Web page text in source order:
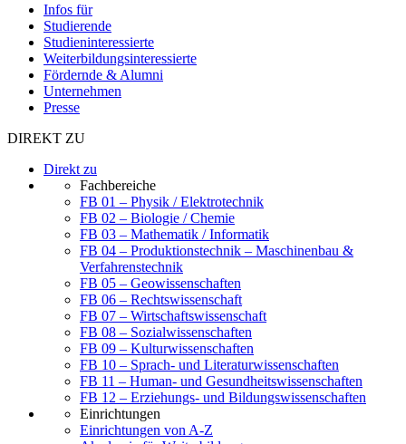
Infos für
Studierende
Studieninteressierte
Weiterbildungsinteressierte
Fördernde & Alumni
Unternehmen
Presse
DIREKT ZU
Direkt zu
Fachbereiche
FB 01 – Physik / Elektrotechnik
FB 02 – Biologie / Chemie
FB 03 – Mathematik / Informatik
FB 04 – Produktionstechnik – Maschinenbau &
Verfahrenstechnik
FB 05 – Geowissenschaften
FB 06 – Rechtswissenschaft
FB 07 – Wirtschaftswissenschaft
FB 08 – Sozialwissenschaften
FB 09 – Kulturwissenschaften
FB 10 – Sprach- und Literaturwissenschaften
FB 11 – Human- und Gesundheitswissenschaften
FB 12 – Erziehungs- und Bildungswissenschaften
Einrichtungen
Einrichtungen von A-Z